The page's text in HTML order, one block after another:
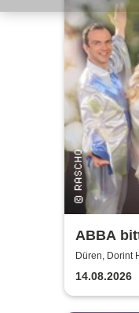
ABBA
Düren, Dorint
14.08.2026